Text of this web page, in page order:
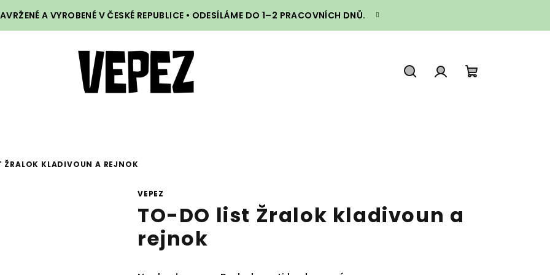
A VYROBENÉ V ČESKÉ REPUBLICE • ODESÍLÁME DO 1–2 PRACOVNÍCH DNŮ.
KLADIVOUN A REJNOK
VEPEZ
TO-DO list Žralok kladivoun a
rejnok